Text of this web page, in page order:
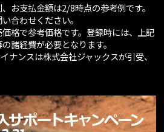
お支払金額は2/8時点の参考例です。
合わせください。
格で参考価格です。登録時には、上記
諸経費が必要となります。
ナンスは株式会社ジャックスが引受、